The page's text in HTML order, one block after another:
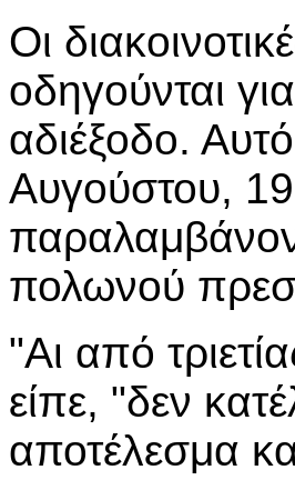
Οι
οδηγούνται
αδιέξοδο.
Αυγούστου,
πολωνού
"Αι από
είπε, "δεν
αποτέλεσμα